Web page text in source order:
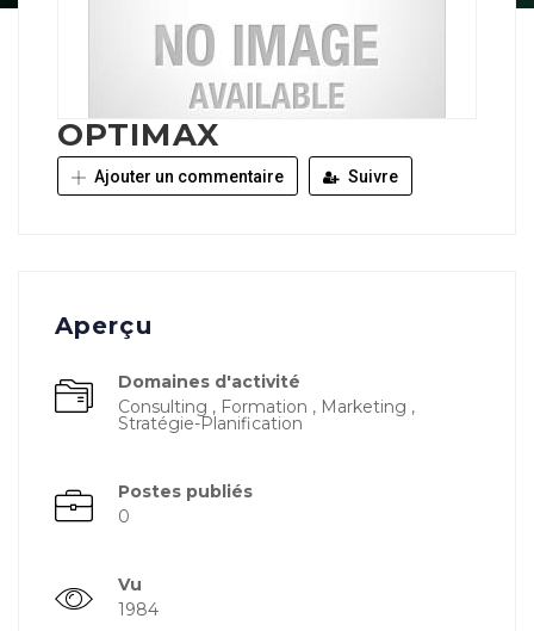
OPTIMAX
Ajouter un commentaire Suivre
Aperçu
Domaines d'activité
Consulting , Formation , Marketing ,
Stratégie-Planification
Postes publiés
0
Vu
1984